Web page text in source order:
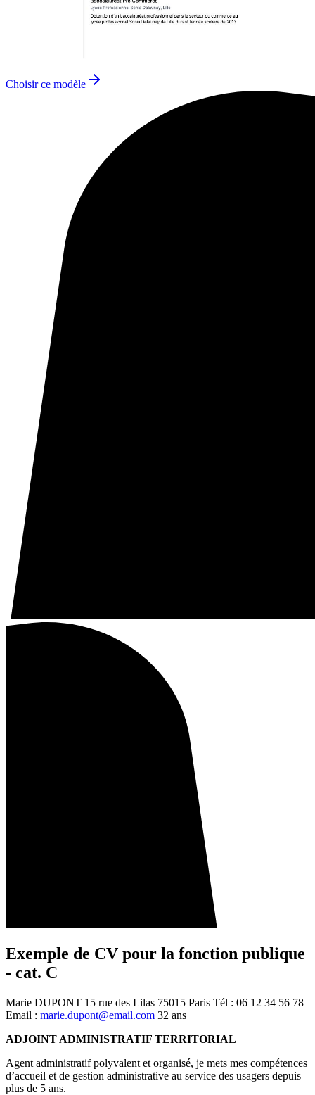
Choisir ce modèle
Exemple de CV pour la fonction publique
- cat. C
Marie DUPONT 15 rue des Lilas 75015 Paris Tél : 06 12 34 56 78
Email : marie.dupont@email.com 32 ans
ADJOINT ADMINISTRATIF TERRITORIAL
Agent administratif polyvalent et organisé, je mets mes compétences
d’accueil et de gestion administrative au service des usagers depuis
plus de 5 ans.